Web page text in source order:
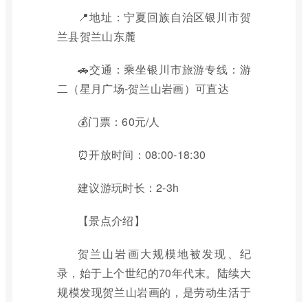
📍地址：宁夏回族自治区银川市贺
兰县贺兰山东麓
🚗交通：乘坐银川市旅游专线：游
二（星月广场-贺兰山岩画）可直达
💰门票：60元/人
⏰开放时间：08:00-18:30
建议游玩时长：2-3h
【景点介绍】
贺兰山岩画大规模地被发现、纪
录，始于上个世纪的70年代末。陆续大
规模发现贺兰山岩画的，是劳动生活于